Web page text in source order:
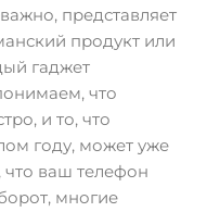
представляет
продукт или
гаджет
что
и то, что
году, может уже
что ваш телефон
многие